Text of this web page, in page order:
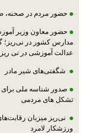
حضور مردم در صحنه،
حضور معاون وزیر
مدارس کشور در
عدالت آموزشی در نی ریز
شگفتی‌های شیر مادر
صدور شناسه ملی
تشکل های مردمی
نی‌ریز میزبان
ورزشکار لامرد